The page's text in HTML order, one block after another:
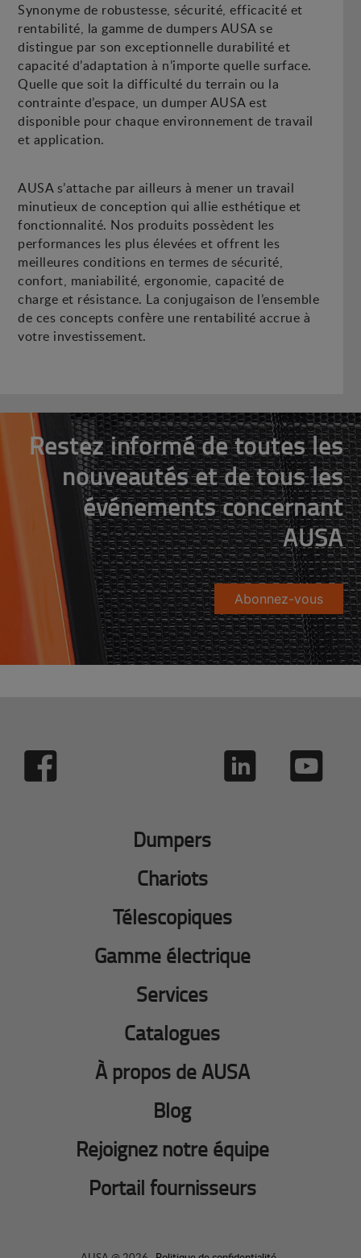
Synonyme de robustesse, sécurité, efficacité et
rentabilité, la gamme de dumpers AUSA se
distingue par son exceptionnelle durabilité et
capacité d’adaptation à n’importe quelle surface.
Quelle que soit la difficulté du terrain ou la
contrainte d’espace, un dumper AUSA est
disponible pour chaque environnement de travail
et application.
AUSA s’attache par ailleurs à mener un travail
minutieux de conception qui allie esthétique et
fonctionnalité. Nos produits possèdent les
performances les plus élevées et offrent les
meilleures conditions en termes de sécurité,
confort, maniabilité, ergonomie, capacité de
charge et résistance. La conjugaison de l’ensemble
de ces concepts confère une rentabilité accrue à
votre investissement.
Restez informé de toutes les
nouveautés et de tous les
événements concernant
AUSA
Abonnez-vous
Dumpers
Chariots
Télescopiques
Gamme électrique
Services
Catalogues
À propos de AUSA
Blog
Rejoignez notre équipe
Portail fournisseurs